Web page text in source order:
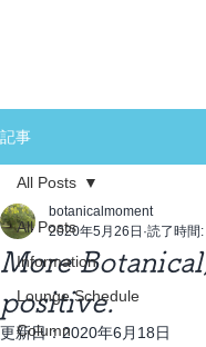
記事
All Posts
Information
Lounge Schedule
Column
All Posts
More
positive.
botanicalmoment
2020年5月26日 読了時間
更新日：2020年6月18日